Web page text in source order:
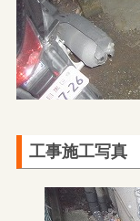
工事施工写真